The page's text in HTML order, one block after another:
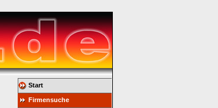
Start
Firmensuche